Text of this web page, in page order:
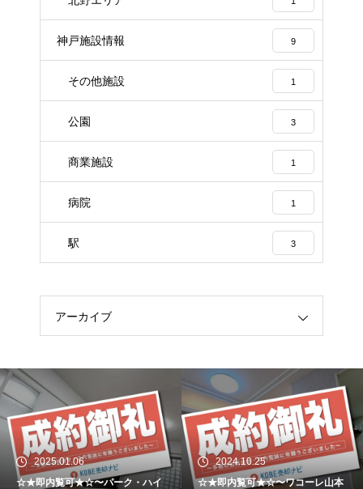
神戸施設情報 9
その他施設 1
公園 3
商業施設 1
病院 1
駅 3
アーカイブ
2025.01.06
☆★即内覧可★☆〜パーク・ハイ
2024.10.25
☆★即内覧可★☆〜ワコーレ山本